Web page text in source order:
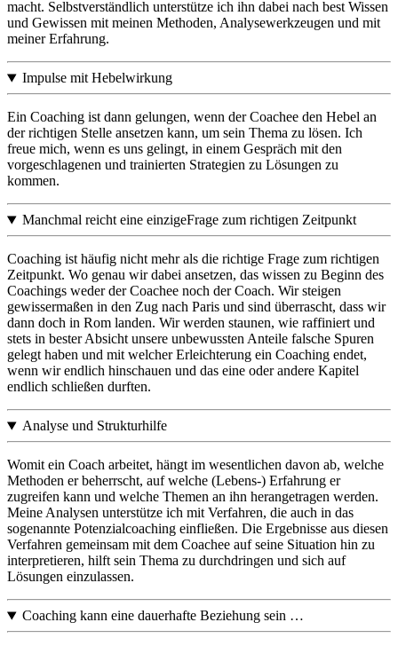
macht. Selbstverständlich unterstütze ich ihn dabei nach best Wissen
und Gewissen mit meinen Methoden, Analysewerkzeugen und mit
meiner Erfahrung.
Impulse mit Hebelwirkung
Ein Coaching ist dann gelungen, wenn der Coachee den Hebel an
der richtigen Stelle ansetzen kann, um sein Thema zu lösen. Ich
freue mich, wenn es uns gelingt, in einem Gespräch mit den
vorgeschlagenen und trainierten Strategien zu Lösungen zu
kommen.
Manchmal reicht eine einzigeFrage zum richtigen Zeitpunkt
Coaching ist häufig nicht mehr als die richtige Frage zum richtigen
Zeitpunkt. Wo genau wir dabei ansetzen, das wissen zu Beginn des
Coachings weder der Coachee noch der Coach. Wir steigen
gewissermaßen in den Zug nach Paris und sind überrascht, dass wir
dann doch in Rom landen. Wir werden staunen, wie raffiniert und
stets in bester Absicht unsere unbewussten Anteile falsche Spuren
gelegt haben und mit welcher Erleichterung ein Coaching endet,
wenn wir endlich hinschauen und das eine oder andere Kapitel
endlich schließen durften.
Analyse und Strukturhilfe
Womit ein Coach arbeitet, hängt im wesentlichen davon ab, welche
Methoden er beherrscht, auf welche (Lebens-) Erfahrung er
zugreifen kann und welche Themen an ihn herangetragen werden.
Meine Analysen unterstütze ich mit Verfahren, die auch in das
sogenannte Potenzialcoaching einfließen. Die Ergebnisse aus diesen
Verfahren gemeinsam mit dem Coachee auf seine Situation hin zu
interpretieren, hilft sein Thema zu durchdringen und sich auf
Lösungen einzulassen.
Coaching kann eine dauerhafte Beziehung sein …